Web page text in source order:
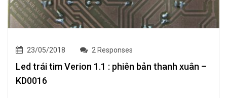
23/05/2018 2 Responses
Led trái tim Verion 1.1 : phiên bản thanh xuân –
KD0016